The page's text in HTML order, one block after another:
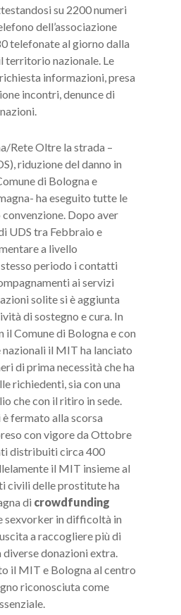
su 2200 numeri
dell’associazione
telefonate al giorno dalla
territorio nazionale. Le
informazioni, presa
incontri, denunce di
Rete Oltre la strada –
riduzione del danno in
di Bologna e
ha eseguito tutte le
Dopo aver
UDS tra Febbraio e
a livello
periodo i contatti
ai servizi
solite si è aggiunta
di sostegno e cura. In
il Comune di Bologna e con
il MIT ha lanciato
di prima necessità che ha
richiedenti, sia con una
che con il ritiro in sede.
è fermato alla scorsa
con vigore da Ottobre
distribuiti circa 400
il MIT insieme al
civili delle prostitute ha
di crowdfunding
sexvorker in difficoltà in
a raccogliere più di
diverse donazioni extra.
il MIT e Bologna al centro
riconosciuta come